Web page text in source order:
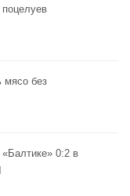
мясо без
0:2 в